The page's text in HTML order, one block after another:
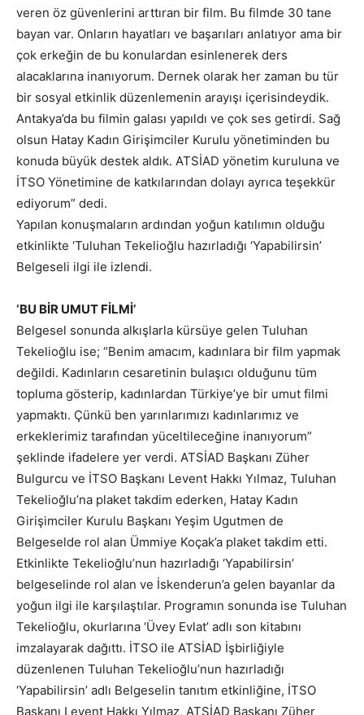
veren öz güvenlerini arttıran bir film. Bu filmde 30 tane
bayan var. Onların hayatları ve başarıları anlatıyor ama bir
çok erkeğin de bu konulardan esinlenerek ders
alacaklarına inanıyorum. Dernek olarak her zaman bu tür
bir sosyal etkinlik düzenlemenin arayışı içerisindeydik.
Antakya’da bu filmin galası yapıldı ve çok ses getirdi. Sağ
olsun Hatay Kadın Girişimciler Kurulu yönetiminden bu
konuda büyük destek aldık. ATSİAD yönetim kuruluna ve
İTSO Yönetimine de katkılarından dolayı ayrıca teşekkür
ediyorum” dedi.
Yapılan konuşmaların ardından yoğun katılımın olduğu
etkinlikte ‘Tuluhan Tekelioğlu hazırladığı ‘Yapabilirsin’
Belgeseli ilgi ile izlendi.
‘BU BİR UMUT FİLMİ’
Belgesel sonunda alkışlarla kürsüye gelen Tuluhan
Tekelioğlu ise; “Benim amacım, kadınlara bir film yapmak
değildi. Kadınların cesaretinin bulaşıcı olduğunu tüm
topluma gösterip, kadınlardan Türkiye’ye bir umut filmi
yapmaktı. Çünkü ben yarınlarımızı kadınlarımız ve
erkeklerimiz tarafından yüceltileceğine inanıyorum”
şeklinde ifadelere yer verdi. ATSİAD Başkanı Züher
Bulgurcu ve İTSO Başkanı Levent Hakkı Yılmaz, Tuluhan
Tekelioğlu’na plaket takdim ederken, Hatay Kadın
Girişimciler Kurulu Başkanı Yeşim Ugutmen de
Belgeselde rol alan Ümmiye Koçak’a plaket takdim etti.
Etkinlikte Tekelioğlu’nun hazırladığı ‘Yapabilirsin’
belgeselinde rol alan ve İskenderun’a gelen bayanlar da
yoğun ilgi ile karşılaştılar. Programın sonunda ise Tuluhan
Tekelioğlu, okurlarına ‘Üvey Evlat’ adlı son kitabını
imzalayarak dağıttı. İTSO ile ATSİAD İşbirliğiyle
düzenlenen Tuluhan Tekelioğlu’nun hazırladığı
‘Yapabilirsin’ adlı Belgeselin tanıtım etkinliğine, İTSO
Başkanı Levent Hakkı Yılmaz, ATSİAD Başkanı Züher